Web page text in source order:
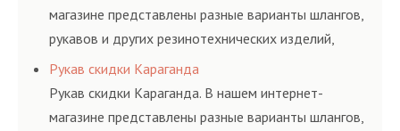
магазине представлены разные варианты шлангов,
рукавов и других резинотехнических изделий,
соответствующих ГОСТам, техническим условиям
и нормативам.
Рукав скидки Караганда
Рукав скидки Караганда. В нашем интернет-
магазине представлены разные варианты шлангов,